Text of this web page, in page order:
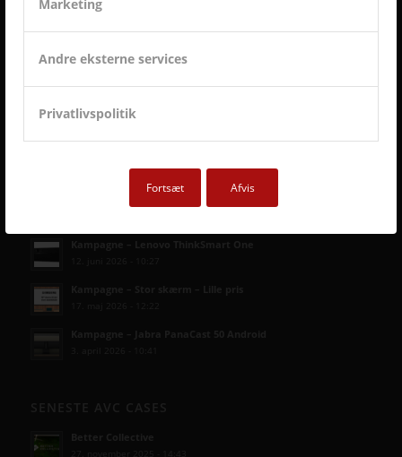
Marketing
Andre eksterne services
Privatlivspolitik
Fortsæt Afvis